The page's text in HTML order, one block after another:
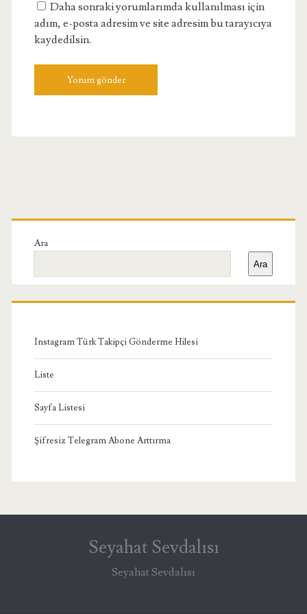
Daha sonraki yorumlarımda kullanılması için
adım, e-posta adresim ve site adresim bu tarayıcıya
kaydedilsin.
Birincil
Yan
Menü
Ara
Ara
Instagram Türk Takipçi Gönderme Hilesi
Liste
Sayfa Listesi
Şifresiz Telegram Abone Arttırma
Seyahat Sevdalısı
Seyahat Sevdalısı